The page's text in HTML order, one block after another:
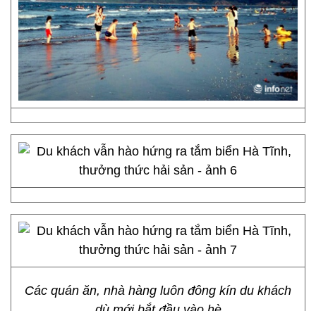
Các quán ăn, nhà hàng luôn đông kín du khách